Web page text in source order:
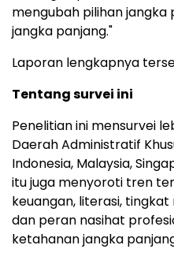
mengubah pilihan
jangka panjang."
Laporan lengkapnya
Tentang survei ini
Penelitian ini mensurvei
Daerah Administratif
Indonesia, Malaysia,
itu juga menyoroti tren
keuangan, literasi,
dan peran nasihat
ketahanan jangka